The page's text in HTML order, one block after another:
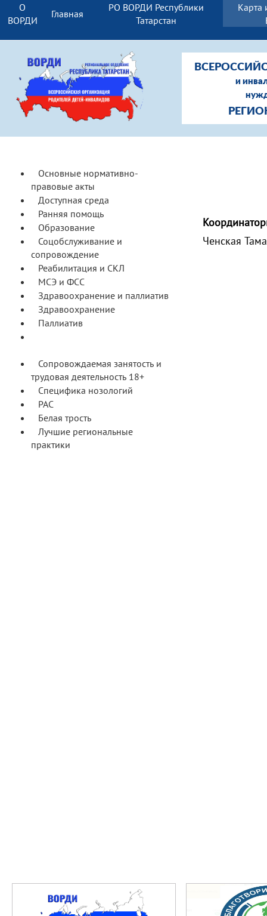
О
ВОРДИ
Главная
РО ВОРДИ Республики
Татарстан
Карта
и
Основные нормативно-
правовые акты
Доступная среда
Ранняя помощь
Образование
Соцобслуживание и
сопровождение
Реабилитация и СКЛ
МСЭ и ФСС
Здравоохранение и паллиатив
Здравоохранение
Паллиатив
Сопровождаемая занятость и
трудовая деятельность 18+
Специфика нозологий
РАС
Белая трость
Лучшие региональные
практики
Ченская